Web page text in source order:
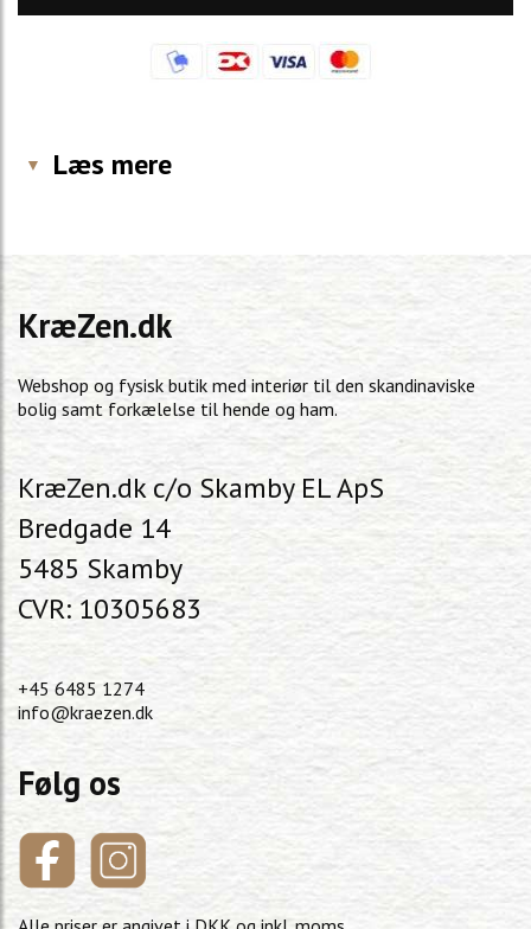
Læs mere
KræZen.dk
Webshop og fysisk butik med interiør til den skandinaviske
bolig samt forkælelse til hende og ham.
KræZen.dk c/o Skamby EL ApS
Bredgade 14
5485 Skamby
CVR: 10305683
+45 6485 1274
info@kraezen.dk
Følg os